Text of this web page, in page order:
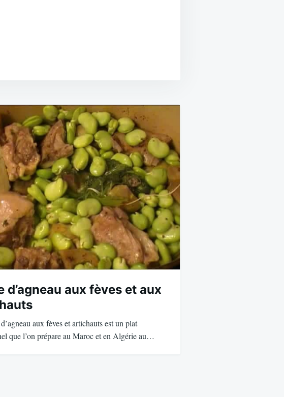
d’agneau aux fèves et aux
aux fèves et artichauts est un plat
que l’on prépare au Maroc et en Algérie au…